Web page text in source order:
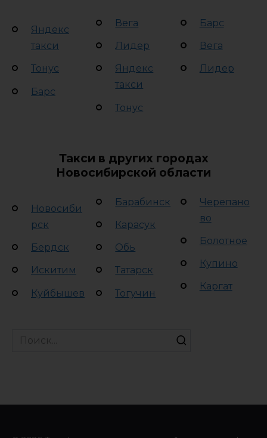
Яндекс
такси
Тонус
Барс
Вега
Лидер
Яндекс
такси
Тонус
Барс
Вега
Лидер
Такси в других городах
Новосибирской области
Новосиби
рск
Бердск
Искитим
Куйбышев
Барабинск
Карасук
Обь
Татарск
Тогучин
Черепано
во
Болотное
Купино
Каргат
Search